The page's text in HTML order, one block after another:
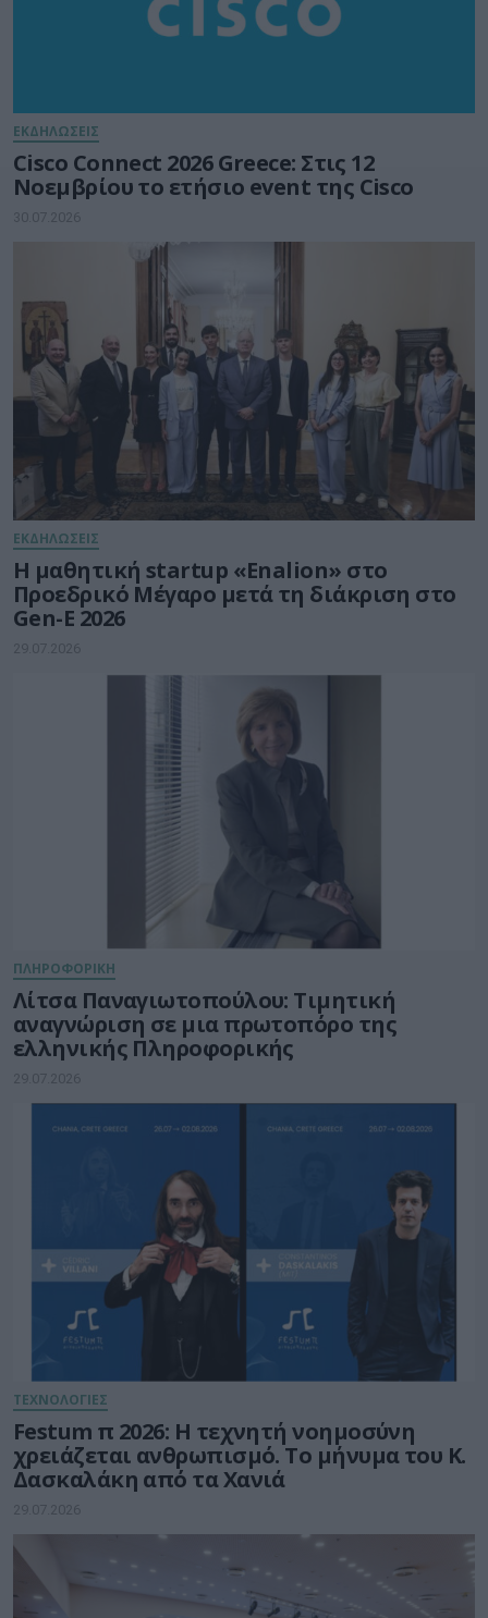
ΕΚΔΗΛΩΣΕΙΣ
Cisco Connect 2026 Greece: Στις 12
Νοεμβρίου το ετήσιο event της Cisco
30.07.2026
ΕΚΔΗΛΩΣΕΙΣ
Η μαθητική startup «Enalion» στο
Προεδρικό Μέγαρο μετά τη διάκριση στο
Gen-E 2026
29.07.2026
ΠΛΗΡΟΦΟΡΙΚΗ
Λίτσα Παναγιωτοπούλου: Τιμητική
αναγνώριση σε μια πρωτοπόρο της
ελληνικής Πληροφορικής
29.07.2026
ΤΕΧΝΟΛΟΓΙΕΣ
Festum π 2026: Η τεχνητή νοημοσύνη
χρειάζεται ανθρωπισμό. Το μήνυμα του Κ.
Δασκαλάκη από τα Χανιά
29.07.2026